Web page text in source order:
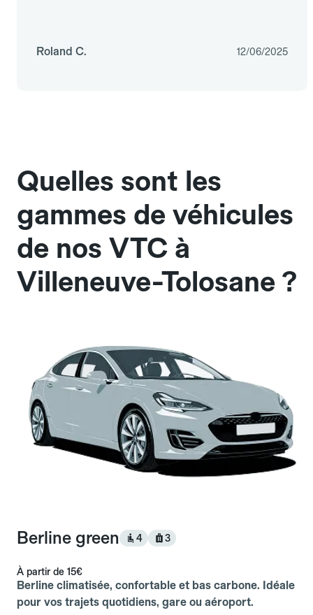
Roland C. 12/06/2025
Quelles sont les
gammes de véhicules
de nos VTC à
Villeneuve-Tolosane ?
Berline green 4 3
À partir de 15€
Berline climatisée, confortable et bas carbone. Idéale
pour vos trajets quotidiens, gare ou aéroport.